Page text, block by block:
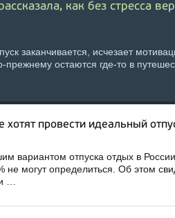
как без стресса
заканчивается, исчезает
остаются где-то в
провести идеальный
вариантом отпуска отдых в
могут определиться. Об этом
…